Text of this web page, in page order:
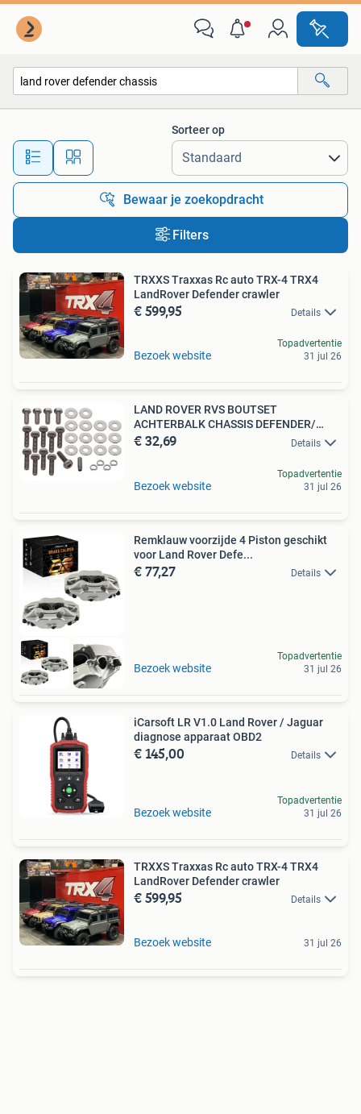
Alle afstanden…
Sorteer op
Bewaar je zoekopdracht
Filters
TRXXS Traxxas Rc auto TRX-4 TRX4
LandRover Defender crawler
€ 599,95 Details
Bezoek website
Topadvertentie
31 jul 26
LAND ROVER RVS BOUTSET
ACHTERBALK CHASSIS DEFENDER/
SERIES
€ 32,69 Details
Bezoek website
Topadvertentie
31 jul 26
Remklauw voorzijde 4 Piston geschikt
voor Land Rover Defe...
€ 77,27 Details
Bezoek website
Topadvertentie
31 jul 26
iCarsoft LR V1.0 Land Rover / Jaguar
diagnose apparaat OBD2
€ 145,00 Details
Bezoek website
Topadvertentie
31 jul 26
TRXXS Traxxas Rc auto TRX-4 TRX4
LandRover Defender crawler
€ 599,95 Details
Bezoek website 31 jul 26